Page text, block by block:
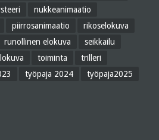
nukkeanimaatio
piirrosanimaatio
rikoselokuva
runollinen elokuva
seikkailu
toiminta
trilleri
työpaja 2024
työpaja2025